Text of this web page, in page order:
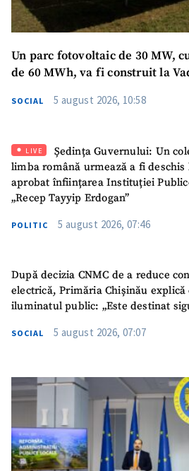
Un parc fotovoltaic de 30 MW,
de 60 MWh, va fi construit la
SOCIAL 5 august 2026, 10:58
LIVE
Ședința Guvernului: Un
limba română urmează a fi
aprobat înființarea Instituției
„Recep Tayyip Erdogan”
POLITIC 5 august 2026, 07:46
După decizia CNMC de a reduce
electrică, Primăria Chișinău explică
iluminatul public: „Este destinat
SOCIAL 5 august 2026, 07:07